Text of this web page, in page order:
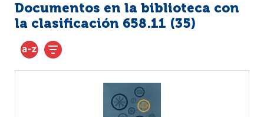
Documentos en la biblioteca con
la clasificación 658.11 (35)